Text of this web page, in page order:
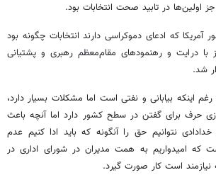
اولین‌ها در تابید صحت انتخابات بود.
آمریکا که ادعای دموکراسی دارند انتخابات چگونه بود
با درایت و رهنمودهای مقام‌معظم رهبری و پشتیانی
شد.
رغم اینکه بیابانی و نفتی است اما مشکلات بسیار دارد،
حرف برای گفتن در سطح کشور دارد اما آنچه باعث
نتوانیم حق را آنگونه که باید ادا کنیم عدم
که امیدواریم به همت مدیران در شورای اداری در
است کار صورت گیرد.